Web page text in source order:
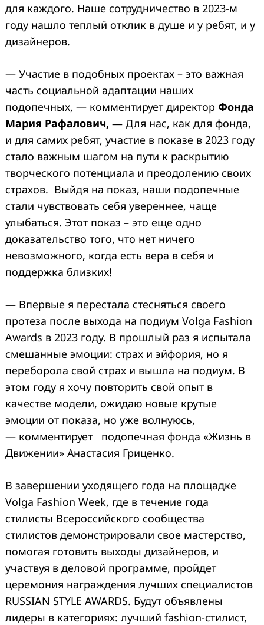
для каждого. Наше сотрудничество в 2023-м
году нашло теплый отклик в душе и у ребят, и у
дизайнеров.
— Участие в подобных проектах – это важная
часть социальной адаптации наших
подопечных, — комментирует директор Фонда
Мария Рафалович, — Для нас, как для фонда,
и для самих ребят, участие в показе в 2023 году
стало важным шагом на пути к раскрытию
творческого потенциала и преодолению своих
страхов. Выйдя на показ, наши подопечные
стали чувствовать себя увереннее, чаще
улыбаться. Этот показ – это еще одно
доказательство того, что нет ничего
невозможного, когда есть вера в себя и
поддержка близких!
— Впервые я перестала стесняться своего
протеза после выхода на подиум Volga Fashion
Awards в 2023 году. В прошлый раз я испытала
смешанные эмоции: страх и эйфория, но я
переборола свой страх и вышла на подиум. В
этом году я хочу повторить свой опыт в
качестве модели, ожидаю новые крутые
эмоции от показа, но уже волнуюсь,
— комментирует подопечная фонда «Жизнь в
Движении» Анастасия Гриценко.
В завершении уходящего года на площадке
Volga Fashion Week, где в течение года
стилисты Всероссийского сообщества
стилистов демонстрировали свое мастерство,
помогая готовить выходы дизайнеров, и
участвуя в деловой программе, пройдет
церемония награждения лучших специалистов
RUSSIAN STYLE AWARDS. Будут объявлены
лидеры в категориях: лучший fashion-стилист,